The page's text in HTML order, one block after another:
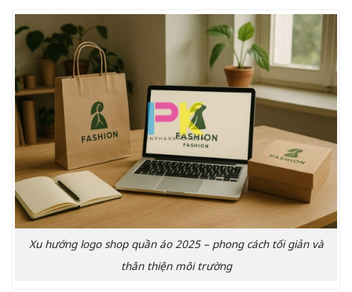
Xu hướng logo shop quần áo 2025 – phong cách tối giản và
thân thiện môi trường